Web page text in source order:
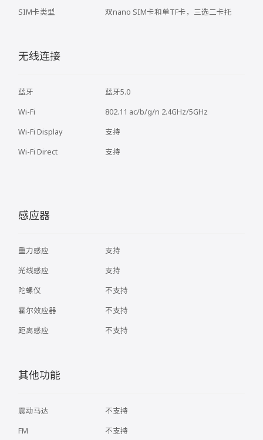
SIM卡类型 双nano SIM卡和单TF卡，三选二卡托
无线连接
蓝牙
Wi-Fi
Wi-Fi Display
Wi-Fi Direct
蓝牙5.0
802.11 ac/b/g/n 2.4GHz/5GHz
支持
支持
感应器
重力感应
光线感应
陀螺仪
霍尔效应器
距离感应
支持
支持
不支持
不支持
不支持
其他功能
震动马达
FM
不支持
不支持